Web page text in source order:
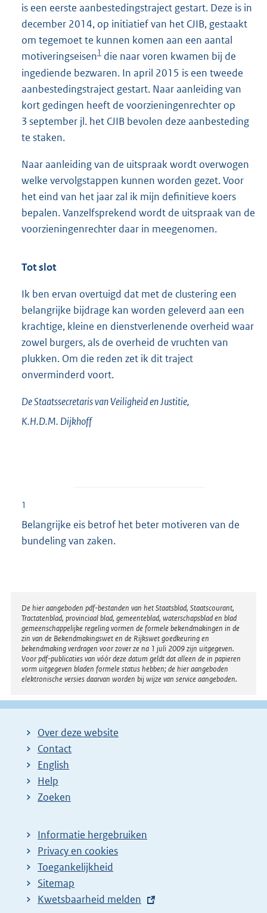
is een eerste aanbestedingstraject gestart. Deze is in
december 2014, op initiatief van het CJIB, gestaakt
om tegemoet te kunnen komen aan een aantal
motiveringseisen1 die naar voren kwamen bij de
ingediende bezwaren. In april 2015 is een tweede
aanbestedingstraject gestart. Naar aanleiding van
kort gedingen heeft de voorzieningenrechter op
3 september jl. het CJIB bevolen deze aanbesteding
te staken.
Naar aanleiding van de uitspraak wordt overwogen
welke vervolgstappen kunnen worden gezet. Voor
het eind van het jaar zal ik mijn definitieve koers
bepalen. Vanzelfsprekend wordt de uitspraak van de
voorzieningenrechter daar in meegenomen.
Tot slot
Ik ben ervan overtuigd dat met de clustering een
belangrijke bijdrage kan worden geleverd aan een
krachtige, kleine en dienstverlenende overheid waar
zowel burgers, als de overheid de vruchten van
plukken. Om die reden zet ik dit traject
onverminderd voort.
De Staatssecretaris van Veiligheid en Justitie,
K.H.D.M. Dijkhoff
1
Belangrijke eis betrof het beter motiveren van de
bundeling van zaken.
Disclaimer
De hier aangeboden pdf-bestanden van het Staatsblad, Staatscourant,
Tractatenblad, provinciaal blad, gemeenteblad, waterschapsblad en blad
gemeenschappelijke regeling vormen de formele bekendmakingen in de
zin van de Bekendmakingswet en de Rijkswet goedkeuring en
bekendmaking verdragen voor zover ze na 1 juli 2009 zijn uitgegeven.
Voor pdf-publicaties van vóór deze datum geldt dat alleen de in papieren
vorm uitgegeven bladen formele status hebben; de hier aangeboden
elektronische versies daarvan worden bij wijze van service aangeboden.
Over deze website
Contact
English
Help
Zoeken
Informatie hergebruiken
Privacy en cookies
Toegankelijkheid
Sitemap
E
Kwetsbaarheid melden